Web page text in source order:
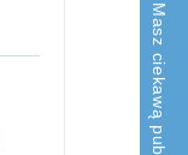
Masz ciekawą publikację?